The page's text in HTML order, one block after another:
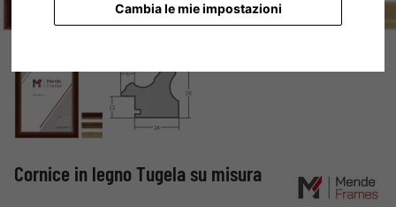
Cambia le mie impostazioni
Cornice in legno Tugela su misura